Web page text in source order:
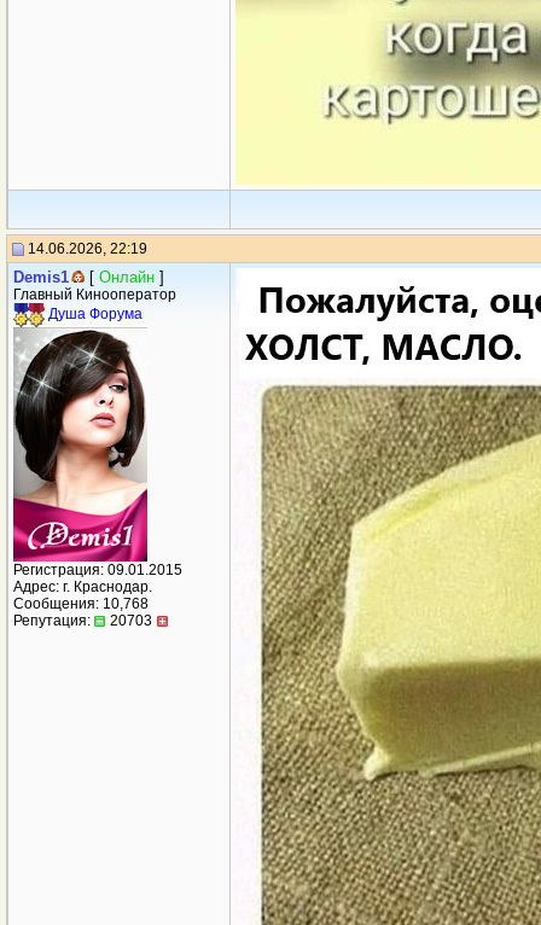
14.06.2026, 22:19
Demis1 [ Онлайн ]
Главный Кинооператор
Душа Форума
Регистрация: 09.01.2015
Адрес: г. Краснодар.
Сообщения: 10,768
Репутация:
20703